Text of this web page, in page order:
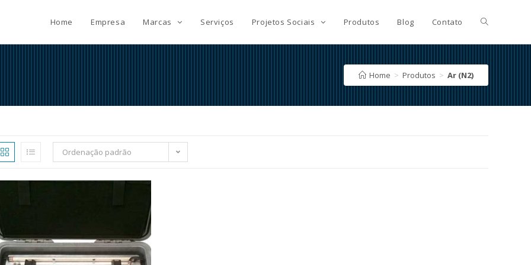
Home Empresa Marcas Serviços Projetos Sociais Produtos Blog Contato
Home > Produtos > Ar (N2)
Ordenação padrão